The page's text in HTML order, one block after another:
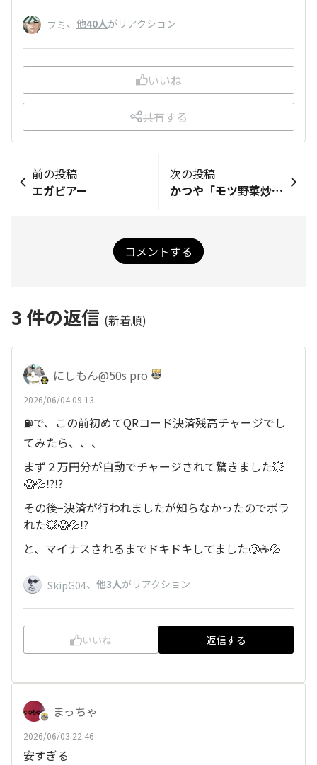
フミ 、 他40人がリアクション
いいね
共有する
前の投稿
エガビアー
次の投稿
かつや「モツ野菜炒めとチキンカツ合い盛り丼」
コメントする
3 件の返信 (新着順)
にしもん@50s pro
2026/06/04 09:13
⛽️で、この前初めてQRコード決済残高チャージでし
てみたら、、、
まず２万円分が自動でチャージされて驚きました💥
😱💦⁉️⁉️
その後−決済が行われましたが知らなかったのでボラ
れた💥😱💦⁉️
と、マイナスされるまでドキドキしてました🥲☕💦
SkipG04、 他3人がリアクション
いいね 返信する
まっちゃ
2026/06/03 22:46
安すぎる